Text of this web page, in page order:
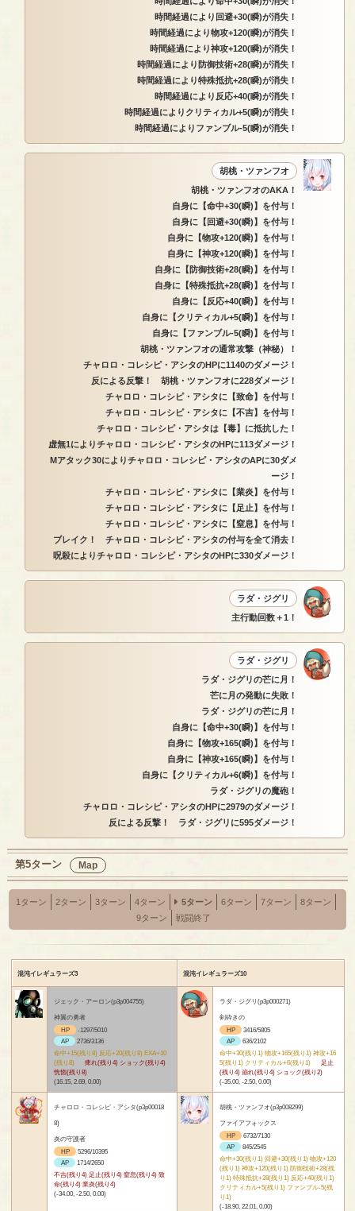
時間経過により回避+30(瞬)が消失！
時間経過により物攻+120(瞬)が消失！
時間経過により神攻+120(瞬)が消失！
時間経過により防御技術+28(瞬)が消失！
時間経過により特殊抵抗+28(瞬)が消失！
時間経過により反応+40(瞬)が消失！
時間経過によりクリティカル+5(瞬)が消失！
時間経過によりファンブル-5(瞬)が消失！
胡桃・ツァンフオ
胡桃・ツァンフオのAKA！
自身に【命中+30(瞬)】を付与！
自身に【回避+30(瞬)】を付与！
自身に【物攻+120(瞬)】を付与！
自身に【神攻+120(瞬)】を付与！
自身に【防御技術+28(瞬)】を付与！
自身に【特殊抵抗+28(瞬)】を付与！
自身に【反応+40(瞬)】を付与！
自身に【クリティカル+5(瞬)】を付与！
自身に【ファンブル-5(瞬)】を付与！
胡桃・ツァンフオの通常攻撃（神秘）！
チャロロ・コレシピ・アシタのHPに1140のダメージ！
反による反撃！ 胡桃・ツァンフオに228ダメージ！
チャロロ・コレシピ・アシタに【致命】を付与！
チャロロ・コレシピ・アシタに【不吉】を付与！
チャロロ・コレシピ・アシタは【毒】に抵抗した！
虚無1によりチャロロ・コレシピ・アシタのHPに113ダメージ！
Mアタック30によりチャロロ・コレシピ・アシタのAPに30ダメ
ージ！
チャロロ・コレシピ・アシタに【業炎】を付与！
チャロロ・コレシピ・アシタに【足止】を付与！
チャロロ・コレシピ・アシタに【窒息】を付与！
ブレイク！ チャロロ・コレシピ・アシタの付与を全て消去！
呪殺によりチャロロ・コレシピ・アシタのHPに330ダメージ！
ラダ・ジグリ
主行動回数＋1！
ラダ・ジグリ
ラダ・ジグリの芒に月！
芒に月の発動に失敗！
ラダ・ジグリの芒に月！
自身に【命中+30(瞬)】を付与！
自身に【物攻+165(瞬)】を付与！
自身に【神攻+165(瞬)】を付与！
自身に【クリティカル+6(瞬)】を付与！
ラダ・ジグリの魔砲！
チャロロ・コレシピ・アシタのHPに2979のダメージ！
反による反撃！ ラダ・ジグリに595ダメージ！
第5ターン Map
1ターン 2ターン 3ターン 4ターン 5ターン 6ターン 7ターン
8ターン
9ターン
戦闘終了
混沌イレギュラーズ3 混沌イレギュラーズ10
ジェック・アーロン(p3p004755)
神翼の勇者
HP
-1297/5010
AP
2736/3136
命中+15(残り8) 反応+20(残り8) EXA+10
(残り8)
痺れ(残り4) ショック(残り4)
恍惚(残り8)
(16.15, 2.69, 0.00)
ラダ・ジグリ(p3p000271)
剣砕きの
HP
3416/5805
AP
636/2102
命中+30(残り1) 物攻+165(残り1) 神攻+16
5(残り1) クリティカル+6(残り1)
足止
(残り4) 崩れ(残り4) ショック(残り2)
(-35.00, -2.50, 0.00)
チャロロ・コレシピ・アシタ(p3p00018
8)
炎の守護者
HP
5296/10395
AP
1714/2650
不吉(残り4) 足止(残り4) 窒息(残り4) 致
命(残り4) 業炎(残り4)
(-34.00, -2.50, 0.00)
胡桃・ツァンフオ(p3p008299)
ファイアフォックス
HP
6732/7130
AP
845/2545
命中+30(残り1) 回避+30(残り1) 物攻+120
(残り1) 神攻+120(残り1) 防御技術+28(残
り1) 特殊抵抗+28(残り1) 反応+40(残り1)
クリティカル+5(残り1) ファンブル-5(残
り1)
(-18.90, 22.01, 0.00)